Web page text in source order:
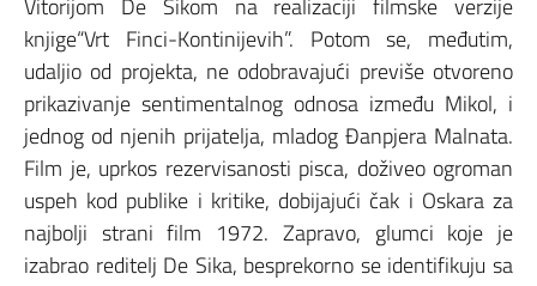
Vitorijom De Sikom na realizaciji filmske verzije
knjige“Vrt Finci-Kontinijevih”. Potom se, međutim,
udaljio od projekta, ne odobravajući previše otvoreno
prikazivanje sentimentalnog odnosa između Mikol, i
jednog od njenih prijatelja, mladog Đanpjera Malnata.
Film je, uprkos rezervisanosti pisca, doživeo ogroman
uspeh kod publike i kritike, dobijajući čak i Oskara za
najbolji strani film 1972. Zapravo, glumci koje je
izabrao reditelj De Sika, besprekorno se identifikuju sa